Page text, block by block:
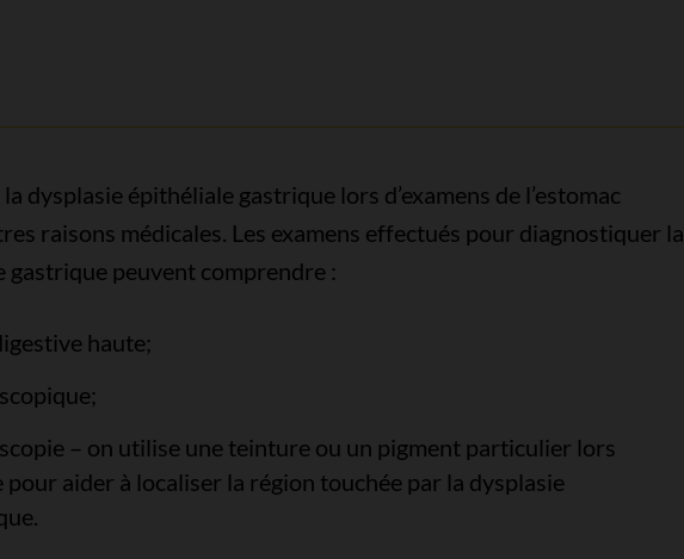
dysplasie épithéliale gastrique lors d’examens de l’estomac
raisons médicales. Les examens effectués pour diagnostiquer la
gastrique peuvent comprendre :
haute;
– on utilise une teinture ou un pigment particulier lors
pour aider à localiser la région touchée par la dysplasie